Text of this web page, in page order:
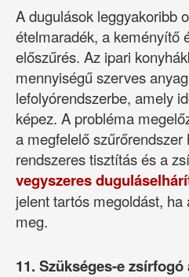
A dugulások leggyakoribb
ételmaradék, a keményítő
előszűrés. Az ipari
mennyiségű szerves
lefolyórendszerbe, amely
képez. A probléma
a megfelelő szűrőrendszer
rendszeres tisztítás és a
vegyszeres
jelent tartós megoldást,
meg.
11. Szükséges-e